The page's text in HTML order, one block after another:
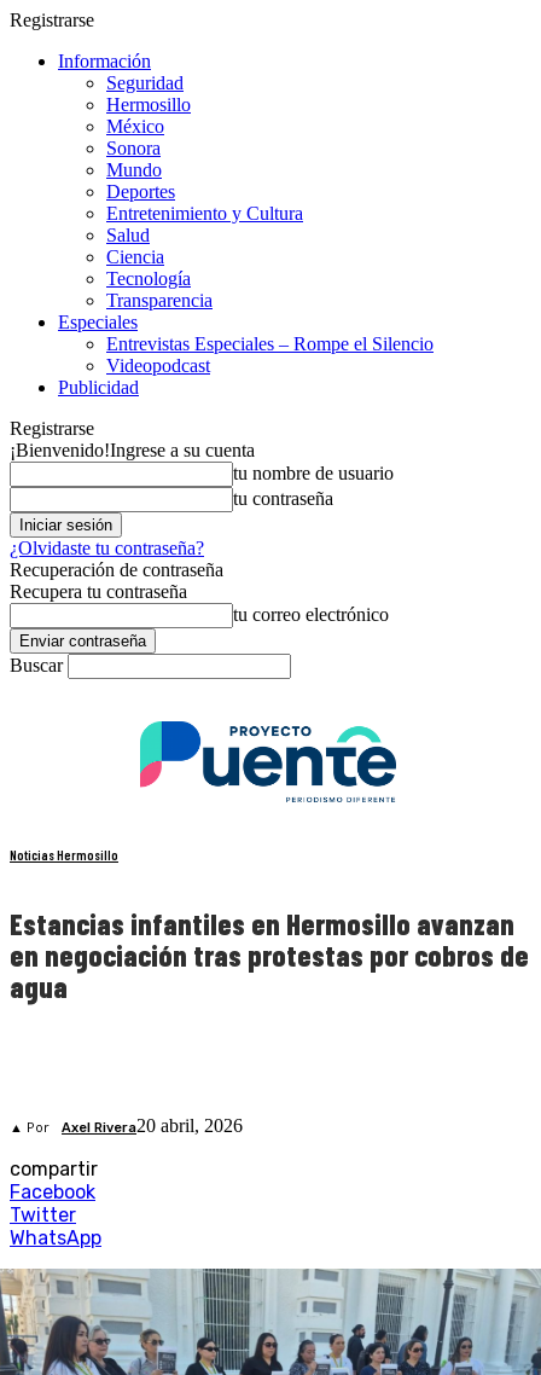
Registrarse
Información
Seguridad
Hermosillo
México
Sonora
Mundo
Deportes
Entretenimiento y Cultura
Salud
Ciencia
Tecnología
Transparencia
Especiales
Entrevistas Especiales – Rompe el Silencio
Videopodcast
Publicidad
Registrarse
¡Bienvenido!Ingrese a su cuenta
tu nombre de usuario
tu contraseña
¿Olvidaste tu contraseña?
Recuperación de contraseña
Recupera tu contraseña
tu correo electrónico
Buscar
Noticias Hermosillo
Estancias infantiles en Hermosillo avanzan
en negociación tras protestas por cobros de
agua
▲ Por Axel Rivera20 abril, 2026
compartir
Facebook
Twitter
WhatsApp